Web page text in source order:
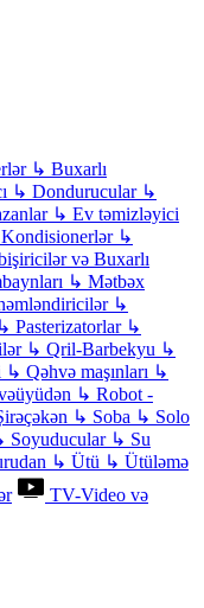
↳ Buxarlı
↳ Dondurucular ↳
↳ Ev təmizləyici
Kondisionerlər ↳
və Buxarlı
↳ Mətbəx
↳
↳ Pasterizatorlar ↳
↳ Qril-Barbekyu ↳
↳ Qəhvə maşınları ↳
↳ Robot -
↳ Soba ↳ Solo
Soyuducular ↳ Su
↳ Ütü ↳ Ütüləmə
TV-Video və